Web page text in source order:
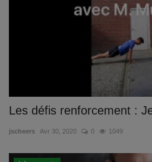
Les défis renforcement :
jscheers Avr 30, 2020 0 1049